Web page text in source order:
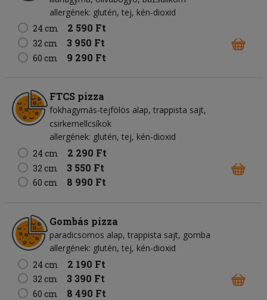
allergének: glutén, tej, kén-dioxid
24 cm
2 590 Ft
32 cm 3 950 Ft
60 cm 9 290 Ft
FTCS pizza
fokhagymás-tejfölös alap trappista sajt
csirkemellcsíkok
allergének: glutén, tej, kén-dioxid
24 cm
2 290 Ft
32 cm 3 550 Ft
60 cm 8 990 Ft
Gombás pizza
paradicsomos alap trappista sajt gomba
allergének: glutén, tej, kén-dioxid
24 cm
2 190 Ft
32 cm 3 390 Ft
60 cm 8 490 Ft